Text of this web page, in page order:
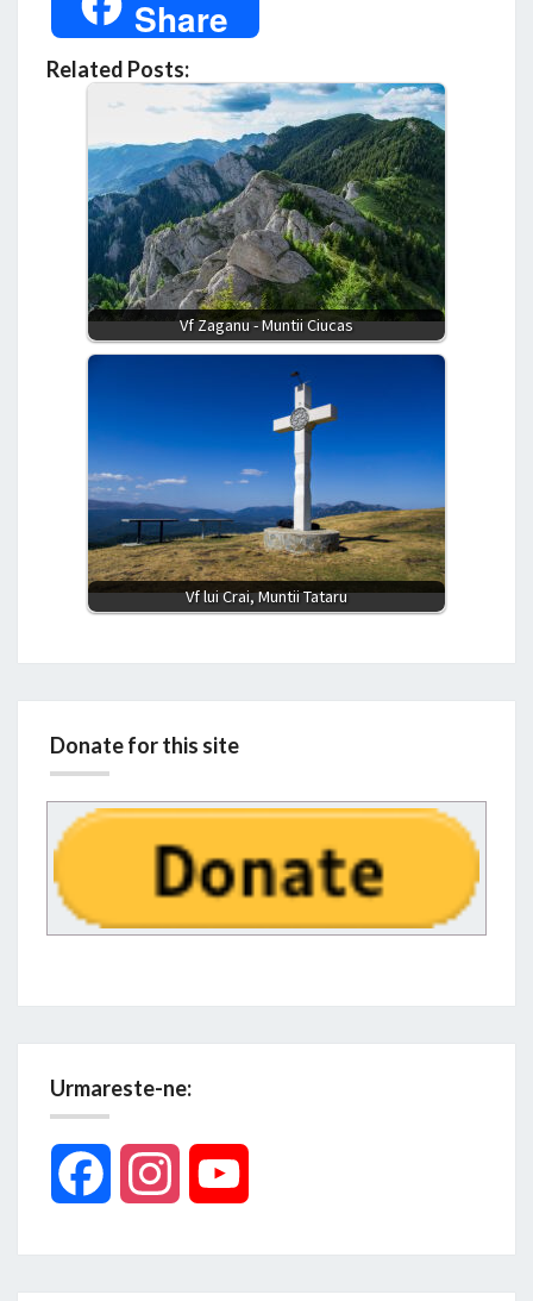
Share
Related Posts:
Vf Zaganu - Muntii Ciucas
Vf lui Crai, Muntii Tataru
Donate for this site
Urmareste-ne:
Facebook Instagram